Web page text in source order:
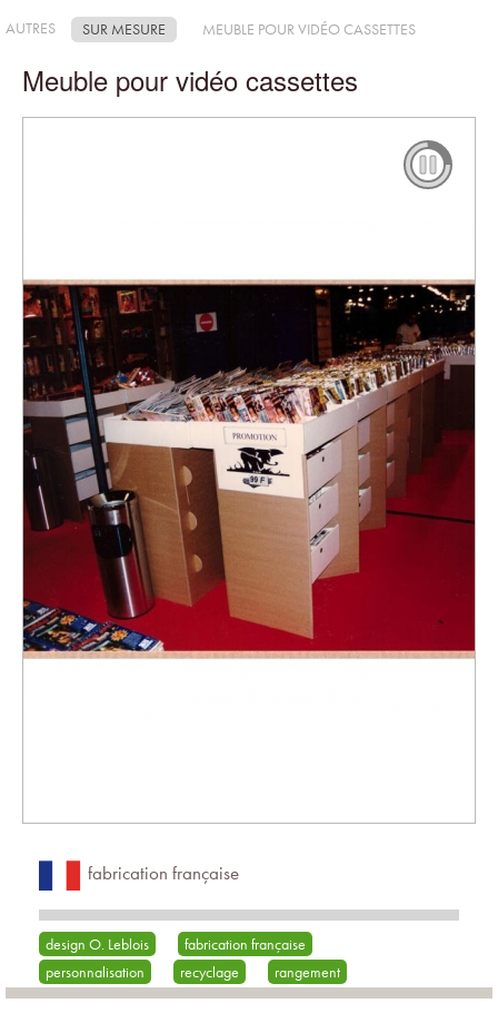
AUTRES SUR MESURE MEUBLE POUR VIDÉO CASSETTES
Meuble pour vidéo cassettes
fabrication française
design O. Leblois
fabrication française
personnalisation
recyclage rangement